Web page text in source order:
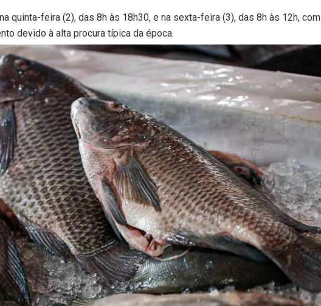
quinta-feira (2), das 8h às 18h30, e na sexta-feira (3), das 8h às 12h, com
devido à alta procura típica da época.